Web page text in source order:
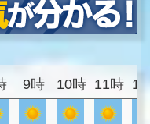
9時 10時 11時